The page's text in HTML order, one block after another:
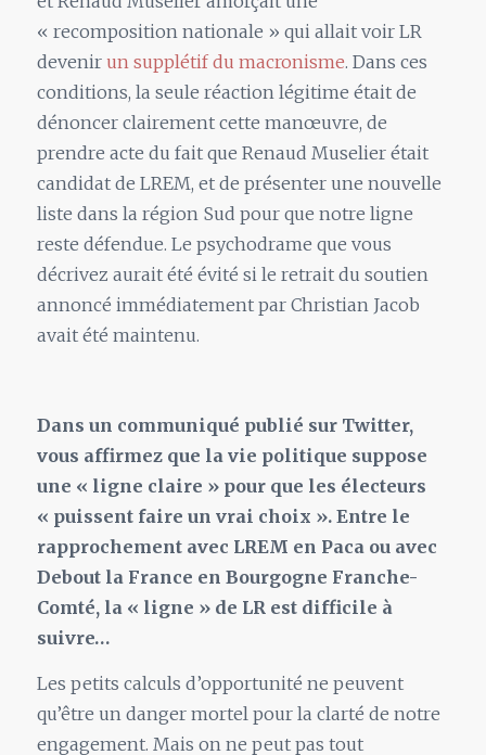
« recomposition nationale » qui allait voir LR
devenir un supplétif du macronisme. Dans ces
conditions, la seule réaction légitime était de
dénoncer clairement cette manœuvre, de
prendre acte du fait que Renaud Muselier était
candidat de LREM, et de présenter une nouvelle
liste dans la région Sud pour que notre ligne
reste défendue. Le psychodrame que vous
décrivez aurait été évité si le retrait du soutien
annoncé immédiatement par Christian Jacob
avait été maintenu.
Dans un communiqué publié sur Twitter,
vous affirmez que la vie politique suppose
une « ligne claire » pour que les électeurs
« puissent faire un vrai choix ». Entre le
rapprochement avec LREM en Paca ou avec
Debout la France en Bourgogne Franche-
Comté, la « ligne » de LR est difficile à
suivre…
Les petits calculs d’opportunité ne peuvent
qu’être un danger mortel pour la clarté de notre
engagement. Mais on ne peut pas tout